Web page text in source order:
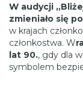
W audycji
zmieniało się
w krajach
członkostwa. W
lat 90., gdy dla
symbolem